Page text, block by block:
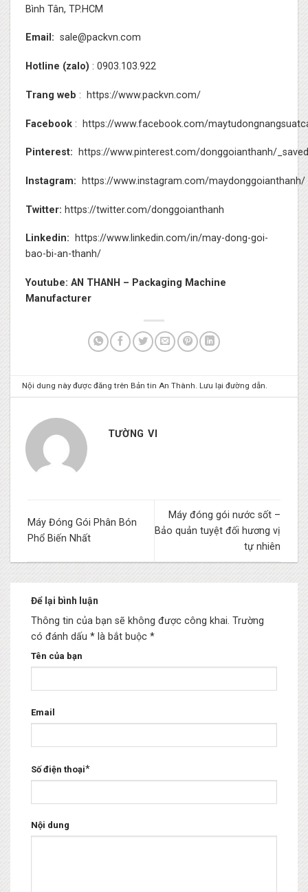
Bình Tân, TP.HCM
Email: sale@packvn.com
Hotline (zalo) : 0903.103.922
Trang web : https://www.packvn.com/
Facebook: https://www.facebook.com/
Pinterest: https://www.pinterest.com/donggoianthanh/
Instagram: https://www.instagram.com/maydonggoianthanh/
Twitter: https://twitter.com/donggoianthanh
Linkedin:
https://www.linkedin.com/in/may-dong-goi-
bao-bi-an-thanh/
Youtube: AN THANH – Packaging Machine
Manufacturer
Nội dung này được đăng trên Bản tin An Thành. Lưu lạiđường dẫn.
TƯỜNG VI
Máy Đóng Gói Phân Bón
Phổ Biến Nhất
Máy đóng gói nước sốt –
Bảo quản tuyệt đối hương vị
tự nhiên
Để lại bình luận
Thông tin của bạn sẽ không được công khai. Trường
có đánh dấu * là bắt buộc *
Tên của bạn
Email
Số điện thoại*
Nội dung